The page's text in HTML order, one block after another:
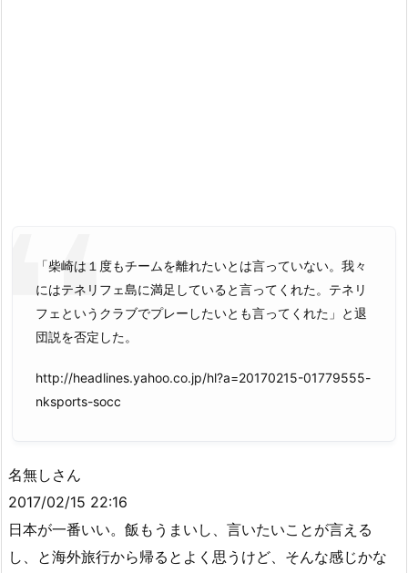
「柴崎は１度もチームを離れたいとは言っていない。我々
にはテネリフェ島に満足していると言ってくれた。テネリ
フェというクラブでプレーしたいとも言ってくれた」と退
団説を否定した。
http://headlines.yahoo.co.jp/hl?a=20170215-01779555-
nksports-socc
名無しさん
2017/02/15 22:16
日本が一番いい。飯もうまいし、言いたいことが言える
し、と海外旅行から帰るとよく思うけど、そんな感じかな